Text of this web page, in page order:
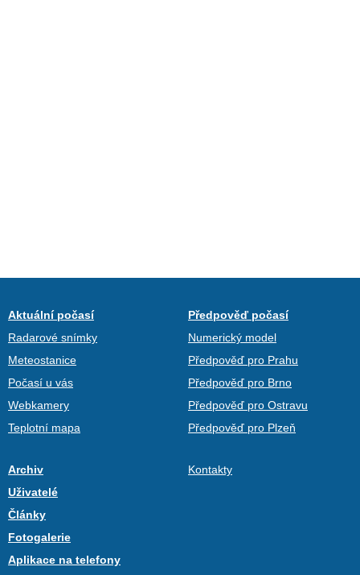
Aktuální počasí
Radarové snímky
Meteostanice
Počasí u vás
Webkamery
Teplotní mapa
Předpověď počasí
Numerický model
Předpověď pro Prahu
Předpověď pro Brno
Předpověď pro Ostravu
Předpověď pro Plzeň
Archiv
Uživatelé
Články
Fotogalerie
Aplikace na telefony
Kontakty